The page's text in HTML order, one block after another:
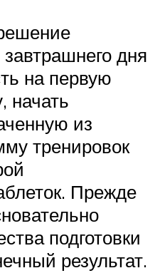
дня
на первую
начать
из
тренировок
Прежде
подготовки
результат.